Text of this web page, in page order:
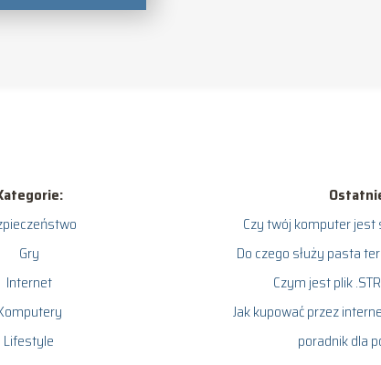
Gry
Internet
Lifestyle
Czy twój komputer
Do czego służy pasta
Czym jest plik
Jak kupować przez
poradnik dla